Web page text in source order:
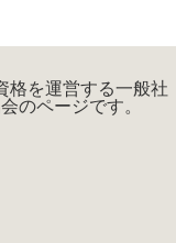
格を運営する一般社
のページです。